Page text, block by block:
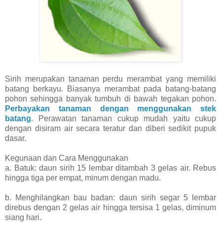
Sirih merupakan tanaman perdu merambat yang memiliki
batang berkayu. Biasanya merambat pada batang-batang
pohon sehingga banyak tumbuh di bawah tegakan pohon.
Perbayakan tanaman dengan menggunakan stek
batang. Perawatan tanaman cukup mudah yaitu cukup
dengan disiram air secara teratur dan diberi sedikit pupuk
dasar.
Kegunaan dan Cara Menggunakan
a. Batuk: daun sirih 15 lembar ditambah 3 gelas air. Rebus
hingga tiga per empat, minum dengan madu.
b. Menghilangkan bau badan: daun sirih segar 5 lembar
direbus dengan 2 gelas air hingga tersisa 1 gelas, diminum
siang hari.